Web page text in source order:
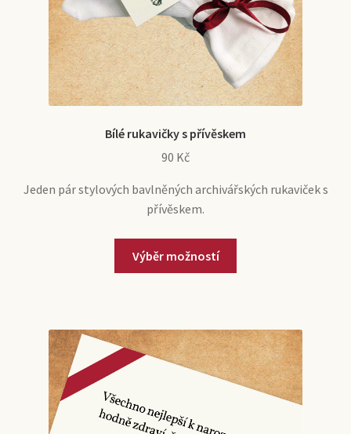
Bílé rukavičky s přívěskem
90 Kč
Jeden pár stylových bavlněných archivářských rukaviček s
přívěskem.
Výběr možností
Možnosti
lze
vybrat